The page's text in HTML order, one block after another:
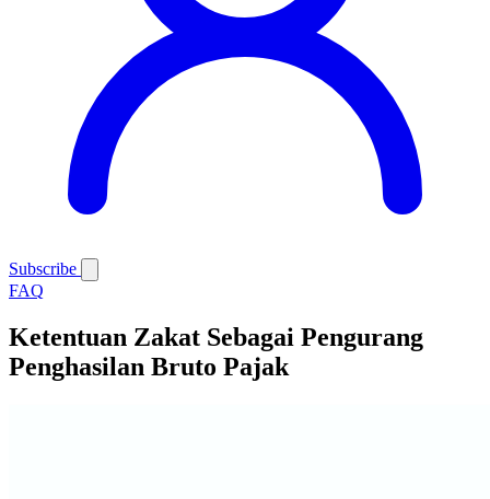
Subscribe
FAQ
Ketentuan Zakat Sebagai Pengurang
Penghasilan Bruto Pajak